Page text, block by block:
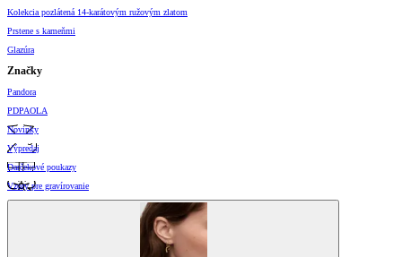
Kolekcia pozlátená 14-karátovým ružovým zlatom
Prstene s kameňmi
Glazúra
Značky
Pandora
PDPAOLA
Novinky
Výpredaj
Darčekové poukazy
Vzory pre gravírovanie